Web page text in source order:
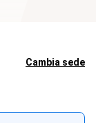
Cambia sede